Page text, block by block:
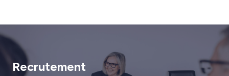
Recrutement